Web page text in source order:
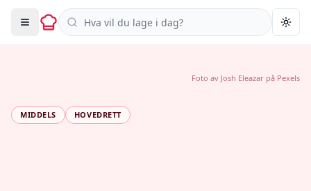
Søk i oppskrifter
MIDDELS HOVEDRETT
Foto av Josh Eleazar på Pexels